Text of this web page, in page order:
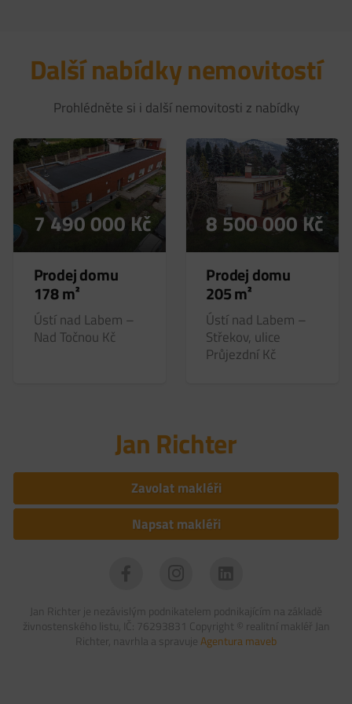
Další nabídky nemovitostí
Prohlédněte si i další nemovitosti z nabídky
7 490 000 Kč
Prodej domu
178 m²
Ústí nad Labem –
Nad Točnou Kč
8 500 000 Kč
Prodej domu
205 m²
Ústí nad Labem –
Střekov, ulice
Průjezdní Kč
Jan Richter
Zavolat makléři
Napsat makléři
Jan Richter je nezávislým podnikatelem podnikajícím na základě
živnostenského listu, IČ: 76293831 Copyright © realitní makléř Jan
Richter, navrhla a spravujeAgentura maveb